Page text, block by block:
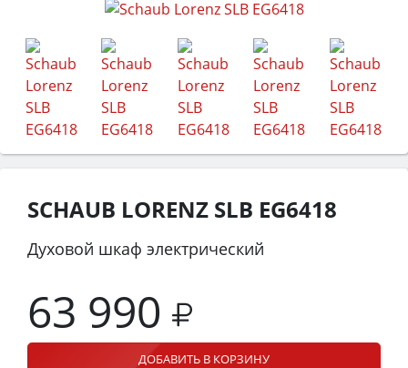
SCHAUB LORENZ SLB EG6418
Духовой шкаф электрический
63 990
ДОБАВИТЬ В КОРЗИНУ